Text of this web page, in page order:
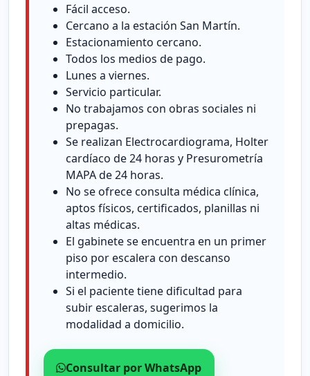
Fácil acceso.
Cercano a la estación San Martín.
Estacionamiento cercano.
Todos los medios de pago.
Lunes a viernes.
Servicio particular.
No trabajamos con obras sociales ni
prepagas.
Se realizan Electrocardiograma, Holter
cardíaco de 24 horas y Presurometría
MAPA de 24 horas.
No se ofrece consulta médica clínica,
aptos físicos, certificados, planillas ni
altas médicas.
El gabinete se encuentra en un primer
piso por escalera con descanso
intermedio.
Si el paciente tiene dificultad para
subir escaleras, sugerimos la
modalidad a domicilio.
Consultar por WhatsApp